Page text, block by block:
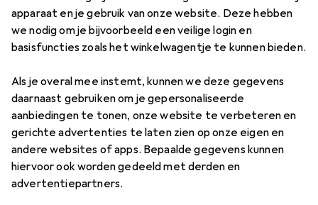
apparaat en je gebruik van onze website. Deze hebben
we nodig om je bijvoorbeeld een veilige login en
basisfuncties zoals het winkelwagentje te kunnen bieden.
Als je overal mee instemt, kunnen we deze gegevens
daarnaast gebruiken om je gepersonaliseerde
aanbiedingen te tonen, onze website te verbeteren en
gerichte advertenties te laten zien op onze eigen en
andere websites of apps. Bepaalde gegevens kunnen
hiervoor ook worden gedeeld met derden en
advertentiepartners.
Ik hou van dit merk